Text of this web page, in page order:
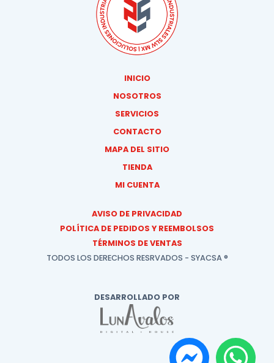
INICIO
NOSOTROS
SERVICIOS
CONTACTO
MAPA DEL SITIO
TIENDA
MI CUENTA
AVISO DE PRIVACIDAD
POLÍTICA DE PEDIDOS Y REEMBOLSOS
TÉRMINOS DE VENTAS
TODOS LOS DERECHOS RESRVADOS - SYACSA ®
DESARROLLADO POR